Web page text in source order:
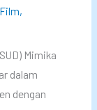
,
Mimika
dalam
dengan